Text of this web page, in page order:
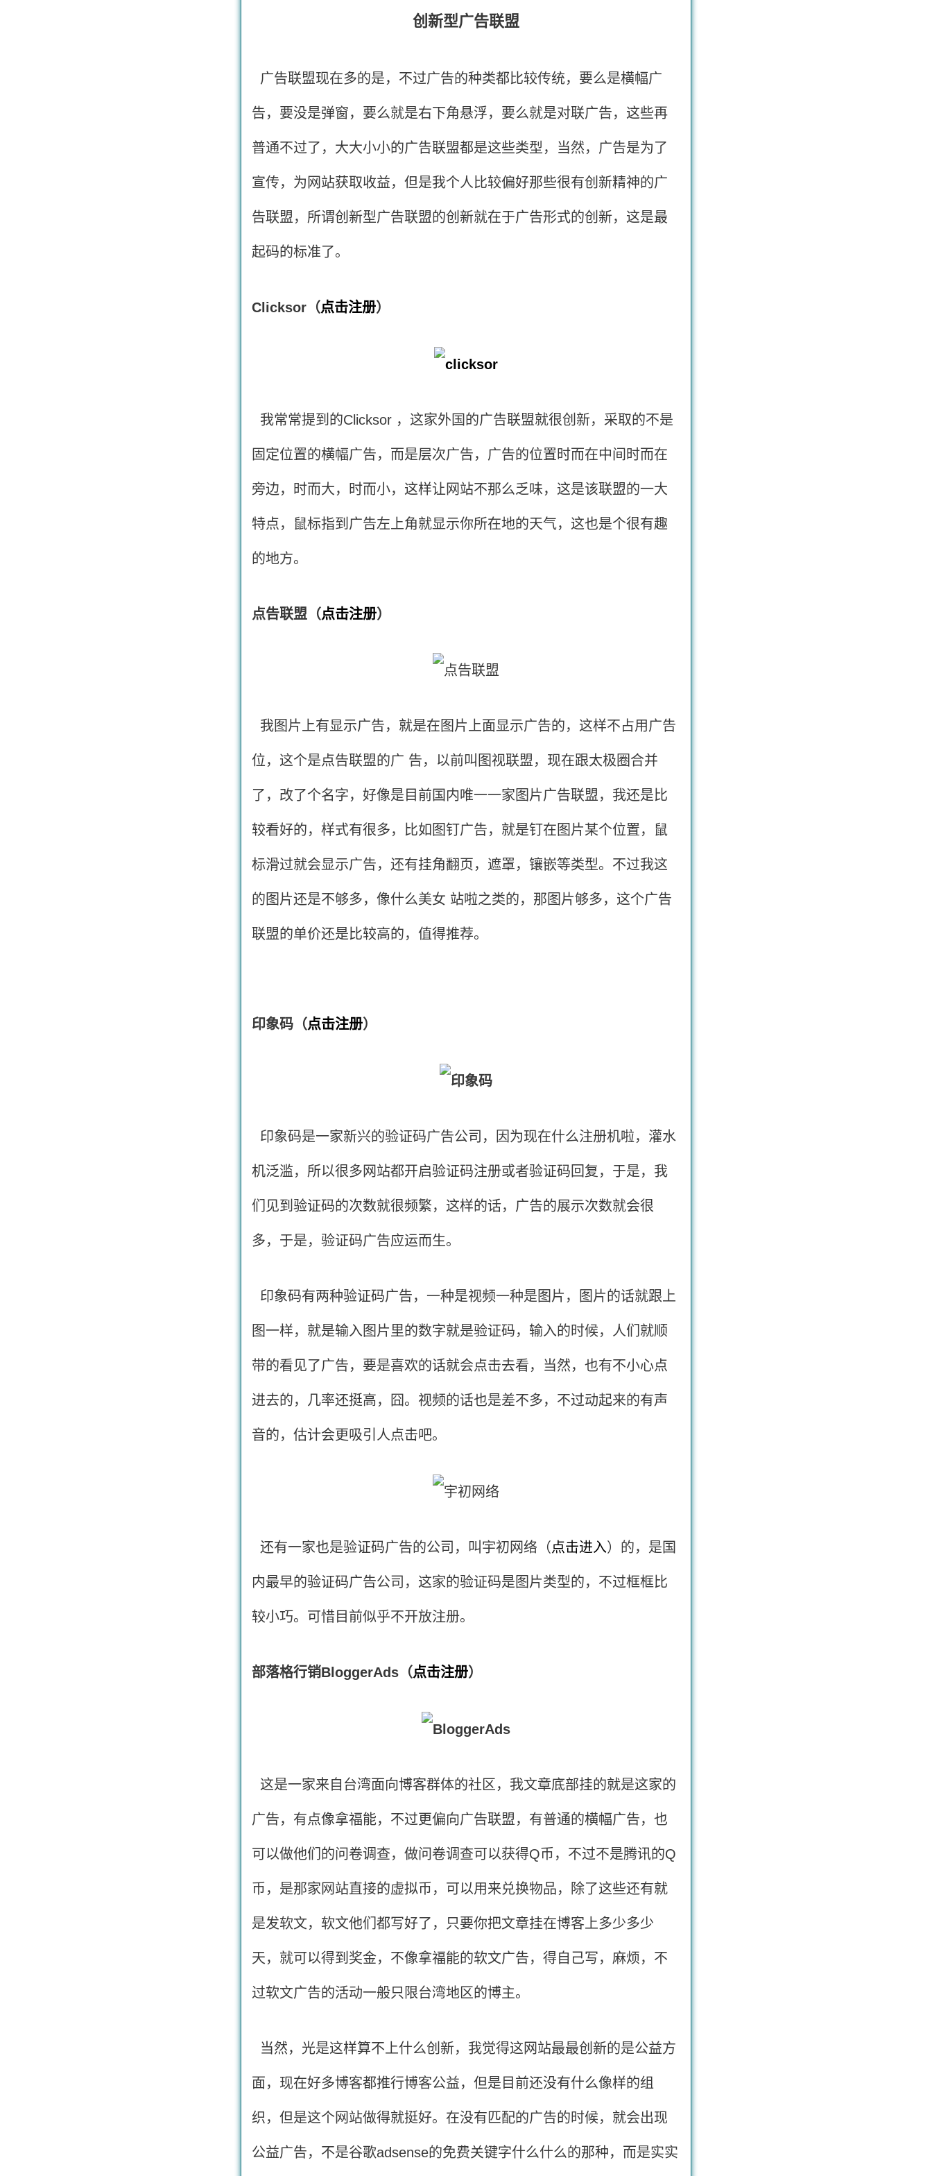
创新型广告联盟
广告联盟现在多的是，不过广告的种类都比较传统，要么是横幅广
告，要没是弹窗，要么就是右下角悬浮，要么就是对联广告，这些再
普通不过了，大大小小的广告联盟都是这些类型，当然，广告是为了
宣传，为网站获取收益，但是我个人比较偏好那些很有创新精神的广
告联盟，所谓创新型广告联盟的创新就在于广告形式的创新，这是最
起码的标准了。
Clicksor（点击注册）
我常常提到的Clicksor ，这家外国的广告联盟就很创新，采取的不是
固定位置的横幅广告，而是层次广告，广告的位置时而在中间时而在
旁边，时而大，时而小，这样让网站不那么乏味，这是该联盟的一大
特点，鼠标指到广告左上角就显示你所在地的天气，这也是个很有趣
的地方。
点告联盟（点击注册）
我图片上有显示广告，就是在图片上面显示广告的，这样不占用广告
位，这个是点告联盟的广 告，以前叫图视联盟，现在跟太极圈合并
了，改了个名字，好像是目前国内唯一一家图片广告联盟，我还是比
较看好的，样式有很多，比如图钉广告，就是钉在图片某个位置，鼠
标滑过就会显示广告，还有挂角翻页，遮罩，镶嵌等类型。不过我这
的图片还是不够多，像什么美女 站啦之类的，那图片够多，这个广告
联盟的单价还是比较高的，值得推荐。
印象码（点击注册）
印象码是一家新兴的验证码广告公司，因为现在什么注册机啦，灌水
机泛滥，所以很多网站都开启验证码注册或者验证码回复，于是，我
们见到验证码的次数就很频繁，这样的话，广告的展示次数就会很
多，于是，验证码广告应运而生。
印象码有两种验证码广告，一种是视频一种是图片，图片的话就跟上
图一样，就是输入图片里的数字就是验证码，输入的时候，人们就顺
带的看见了广告，要是喜欢的话就会点击去看，当然，也有不小心点
进去的，几率还挺高，囧。视频的话也是差不多，不过动起来的有声
音的，估计会更吸引人点击吧。
还有一家也是验证码广告的公司，叫宇初网络（点击进入）的，是国
内最早的验证码广告公司，这家的验证码是图片类型的，不过框框比
较小巧。可惜目前似乎不开放注册。
部落格行销BloggerAds（点击注册）
这是一家来自台湾面向博客群体的社区，我文章底部挂的就是这家的
广告，有点像拿福能，不过更偏向广告联盟，有普通的横幅广告，也
可以做他们的问卷调查，做问卷调查可以获得Q币，不过不是腾讯的Q
币，是那家网站直接的虚拟币，可以用来兑换物品，除了这些还有就
是发软文，软文他们都写好了，只要你把文章挂在博客上多少多少
天，就可以得到奖金，不像拿福能的软文广告，得自己写，麻烦，不
过软文广告的活动一般只限台湾地区的博主。
当然，光是这样算不上什么创新，我觉得这网站最最创新的是公益方
面，现在好多博客都推行博客公益，但是目前还没有什么像样的组
织，但是这个网站做得就挺好。在没有匹配的广告的时候，就会出现
公益广告，不是谷歌adsense的免费关键字什么什么的那种，而是实实